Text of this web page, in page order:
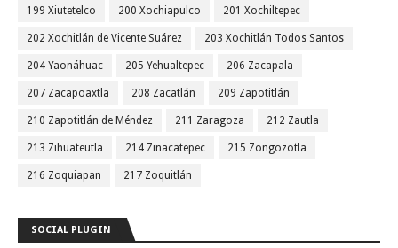
199 Xiutetelco 200 Xochiapulco 201 Xochiltepec
202 Xochitlán de Vicente Suárez 203 Xochitlán Todos Santos
204 Yaonáhuac 205 Yehualtepec 206 Zacapala
207 Zacapoaxtla 208 Zacatlán 209 Zapotitlán
210 Zapotitlán de Méndez 211 Zaragoza 212 Zautla
213 Zihuateutla 214 Zinacatepec 215 Zongozotla
216 Zoquiapan 217 Zoquitlán
SOCIAL PLUGIN